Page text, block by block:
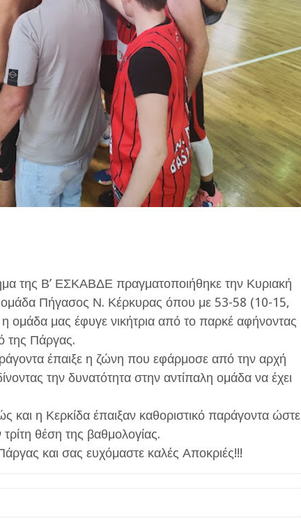
της Β’ ΕΣΚΑΒΔΕ πραγματοποιήθηκε την Κυριακή
ομάδα Πήγασος Ν. Κέρκυρας όπου με 53-58 (10-15,
ομάδα μας έφυγε νικήτρια από το παρκέ αφήνοντας
της Πάργας.
έπαιξε η ζώνη που εφάρμοσε από την αρχή
την δυνατότητα στην αντίπαλη ομάδα να έχει
η Κερκίδα έπαιξαν καθοριστικό παράγοντα ώστε
θέση της βαθμολογίας.
και σας ευχόμαστε καλές Αποκριές!!!